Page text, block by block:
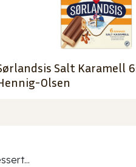
Salt Karamell
Olsen